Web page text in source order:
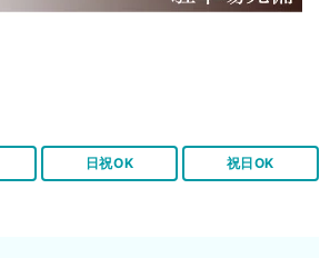
日祝OK 祝日OK